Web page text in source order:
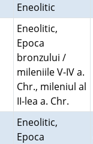
Eneolitic
Eneolitic,
Epoca
bronzului /
mileniile V-IV a.
Chr., mileniul al
II-lea a. Chr.
Eneolitic,
Epoca